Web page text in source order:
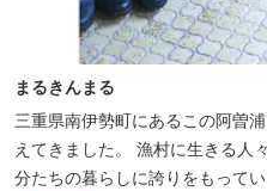
まるきんまる
三重県南伊勢町にあるこの阿曽
えてきました。 漁村に生きる人
分たちの暮らしに誇りをもって